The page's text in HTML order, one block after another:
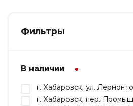
Фильтры
В наличии
г. Хабаровск, ул.
г. Хабаровск, пер.